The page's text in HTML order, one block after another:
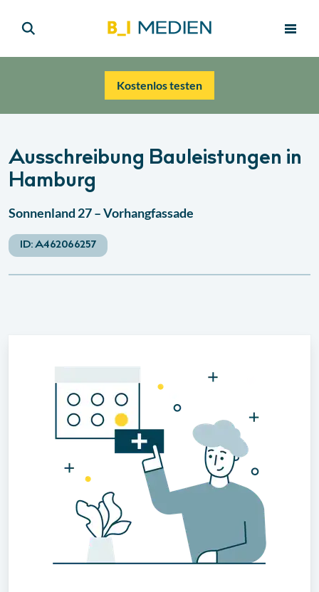
Kostenlos testen
Ausschreibung Bauleistungen in
Hamburg
Sonnenland 27 – Vorhangfassade
ID:A462066257